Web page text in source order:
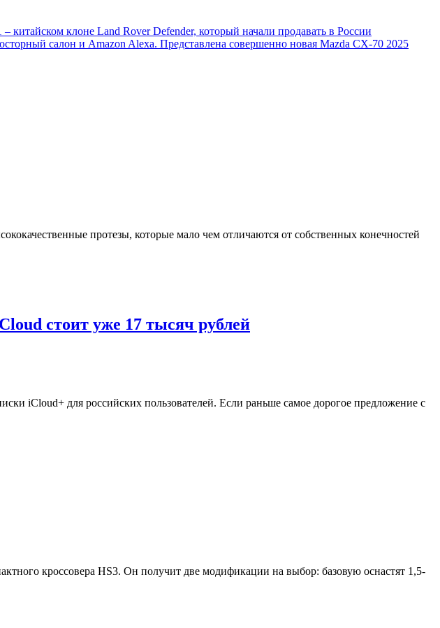
китайском клоне Land Rover Defender, который начали продавать в России
салон и Amazon Alexa. Представлена совершенно новая Mazda CX-70 2025
протезы, которые мало чем отличаются от собственных конечностей
стоит уже 17 тысяч рублей
iCloud+ для российских пользователей. Если раньше самое дорогое предложение с
кроссовера HS3. Он получит две модификации на выбор: базовую оснастят 1,5-